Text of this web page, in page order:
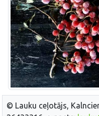
© Lauku ceļotājs,